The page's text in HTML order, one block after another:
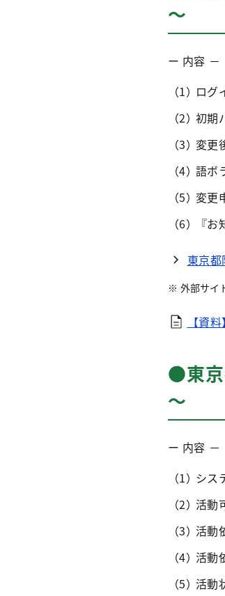
～
ー 内容 －
ログ
初期
変更
語ボ
変更
『
東京
外部サイ
【資
●東京
～
ー 内容 －
シス
活動
活動
活動
活動